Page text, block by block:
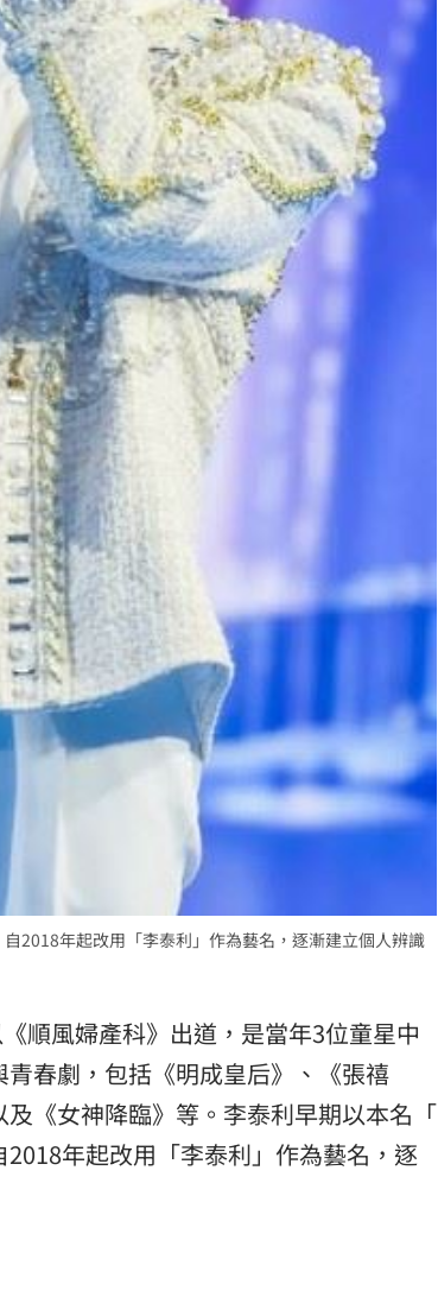
2018年起改用「李泰利」作為藝名，逐漸建立個人辨識
順風婦產科》出道，是當年3位童星中
春劇，包括《明成皇后》、《張禧
《女神降臨》等。李泰利早期以本名「
2018年起改用「李泰利」作為藝名，逐